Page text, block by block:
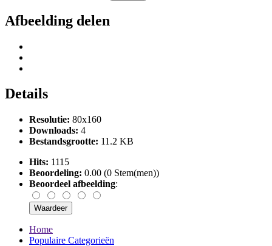
Afbeelding delen
Details
Resolutie: 80x160
Downloads: 4
Bestandsgrootte: 11.2 KB
Hits: 1115
Beoordeling: 0.00 (0 Stem(men))
Beoordeel afbeelding:
Home
Populaire Categorieën